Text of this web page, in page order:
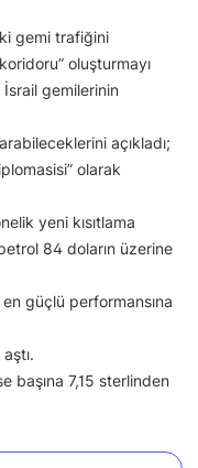
gemi trafiğini
oluşturmayı
İsrail gemilerinin
açıkladı;
olarak
yeni kısıtlama
84 doların üzerine
güçlü performansına
başına 7,15 sterlinden